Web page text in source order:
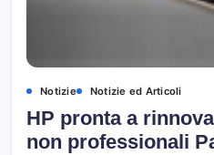
Notizie Notizie ed Articoli
HP pronta a
non professionali